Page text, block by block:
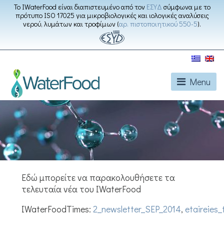
Το IWaterFood είναι διαπιστευμένο από τον ΕΣΥΔ σύμφωνα με το
πρότυπο ISO 17025 για μικροβιολογικές και ιολογικές αναλύσεις
νερού, λυμάτων και τροφίμων (αρ. πιστοποιητικού 550-5).
Menu
Εδώ μπορείτε να παρακολουθήσετε τα
τελευταία νέα του IWaterFood
IWaterFoodTimes: 2_newsletter_SEP_2014,